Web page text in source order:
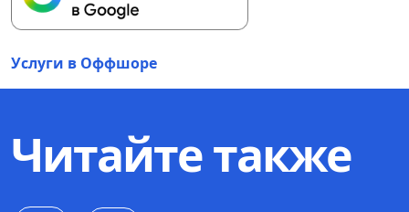
Услуги в Оффшоре
Читайте также